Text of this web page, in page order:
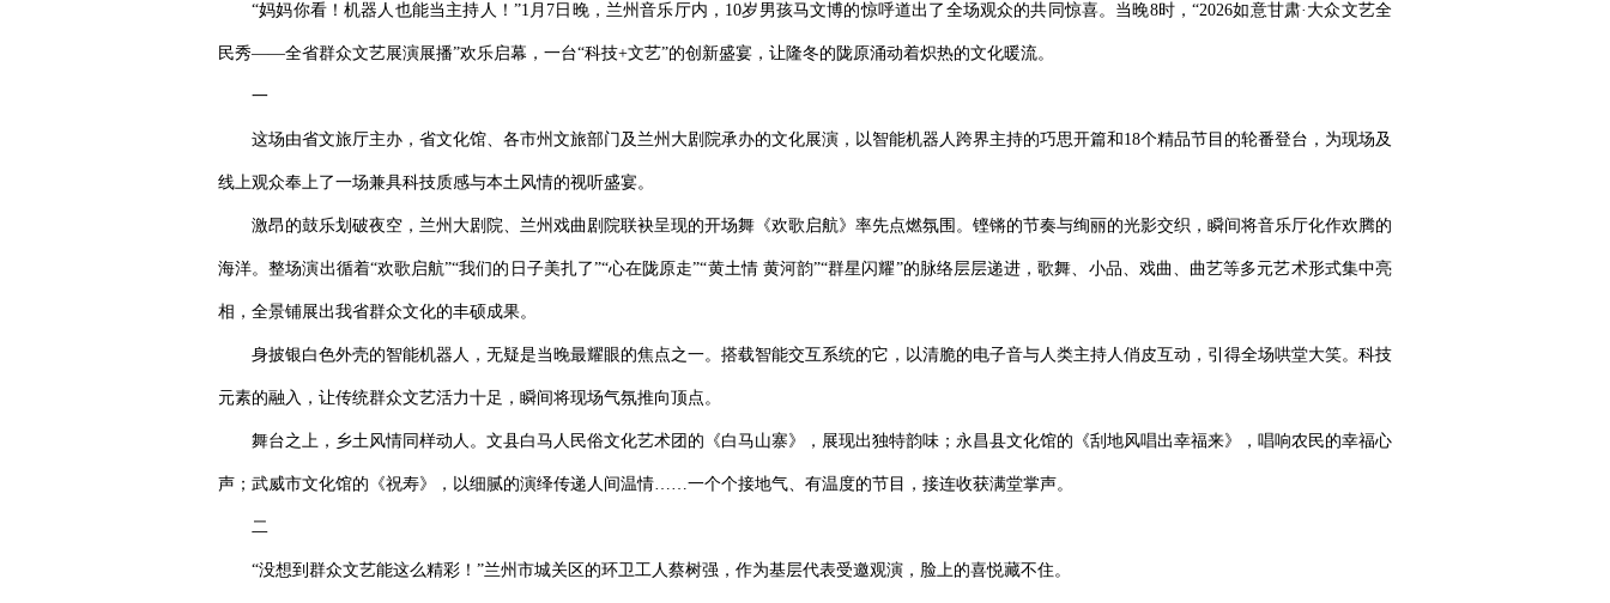
“妈妈你看！机器人也能当主持人！”1月7日晚，兰州音乐厅内，10岁男孩马文博的惊呼道出了全场观众的共同惊喜。当晚8时，“2026如意甘肃·大众文艺全
民秀——全省群众文艺展演展播”欢乐启幕，一台“科技+文艺”的创新盛宴，让隆冬的陇原涌动着炽热的文化暖流。
一
这场由省文旅厅主办，省文化馆、各市州文旅部门及兰州大剧院承办的文化展演，以智能机器人跨界主持的巧思开篇和18个精品节目的轮番登台，为现场及
线上观众奉上了一场兼具科技质感与本土风情的视听盛宴。
激昂的鼓乐划破夜空，兰州大剧院、兰州戏曲剧院联袂呈现的开场舞《欢歌启航》率先点燃氛围。铿锵的节奏与绚丽的光影交织，瞬间将音乐厅化作欢腾的
海洋。整场演出循着“欢歌启航”“我们的日子美扎了”“心在陇原走”“黄土情 黄河韵”“群星闪耀”的脉络层层递进，歌舞、小品、戏曲、曲艺等多元艺术形式集中亮
相，全景铺展出我省群众文化的丰硕成果。
身披银白色外壳的智能机器人，无疑是当晚最耀眼的焦点之一。搭载智能交互系统的它，以清脆的电子音与人类主持人俏皮互动，引得全场哄堂大笑。科技
元素的融入，让传统群众文艺活力十足，瞬间将现场气氛推向顶点。
舞台之上，乡土风情同样动人。文县白马人民俗文化艺术团的《白马山寨》，展现出独特韵味；永昌县文化馆的《刮地风唱出幸福来》，唱响农民的幸福心
声；武威市文化馆的《祝寿》，以细腻的演绎传递人间温情……一个个接地气、有温度的节目，接连收获满堂掌声。
二
“没想到群众文艺能这么精彩！”兰州市城关区的环卫工人蔡树强，作为基层代表受邀观演，脸上的喜悦藏不住。